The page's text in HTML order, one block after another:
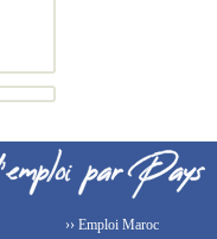
›› Emploi Maroc